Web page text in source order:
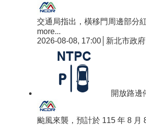
交通局指出，橫移門周邊部分
more...
2026-08-08, 17:00│新北市政府
開放路邊
颱風來襲，預計於 115 年 8 月